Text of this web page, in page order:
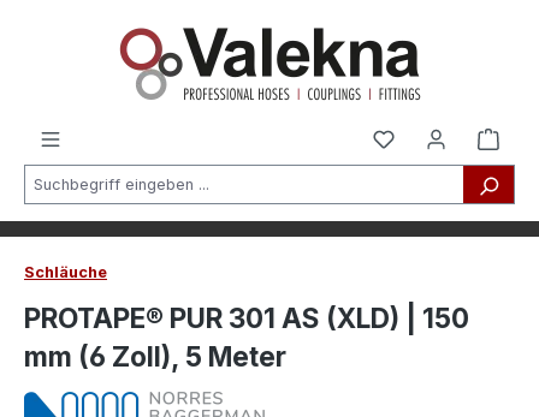
Schläuche
PROTAPE® PUR 301 AS (XLD) | 150
mm (6 Zoll), 5 Meter